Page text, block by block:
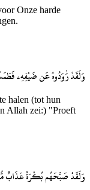
Onze harde
وَلَقَدْ رَٰوَدُوهُ عَن ضَيْفِهِۦ
halen (tot hun
Allah zei:) "Proeft
وَلَقَدْ صَبَّحَهُم بُكْرَةً عَذَابٌ